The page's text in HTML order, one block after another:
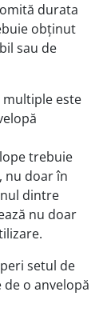
durata
obținut
sau de
multiple este
trebuie
nu doar în
dintre
nu doar
setul de
o anvelopă